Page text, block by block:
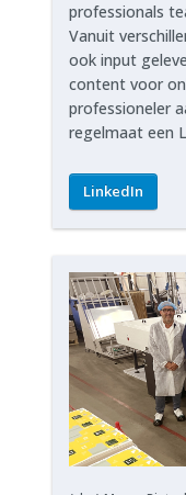
professionals
Vanuit
ook input
content voor
professioneler
regelmaat een
LinkedIn